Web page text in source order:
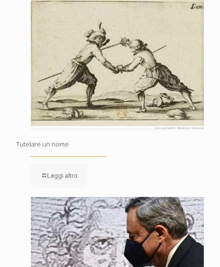
Tutelare un nome
Leggi altro